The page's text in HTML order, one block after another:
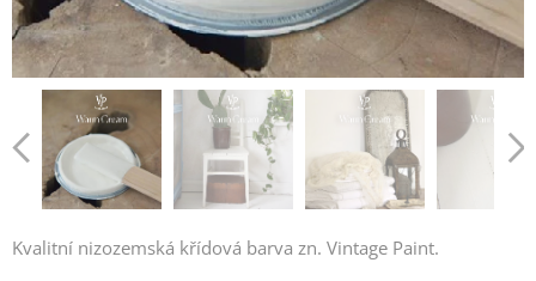
Kvalitní nizozemská křídová barva zn. Vintage Paint.